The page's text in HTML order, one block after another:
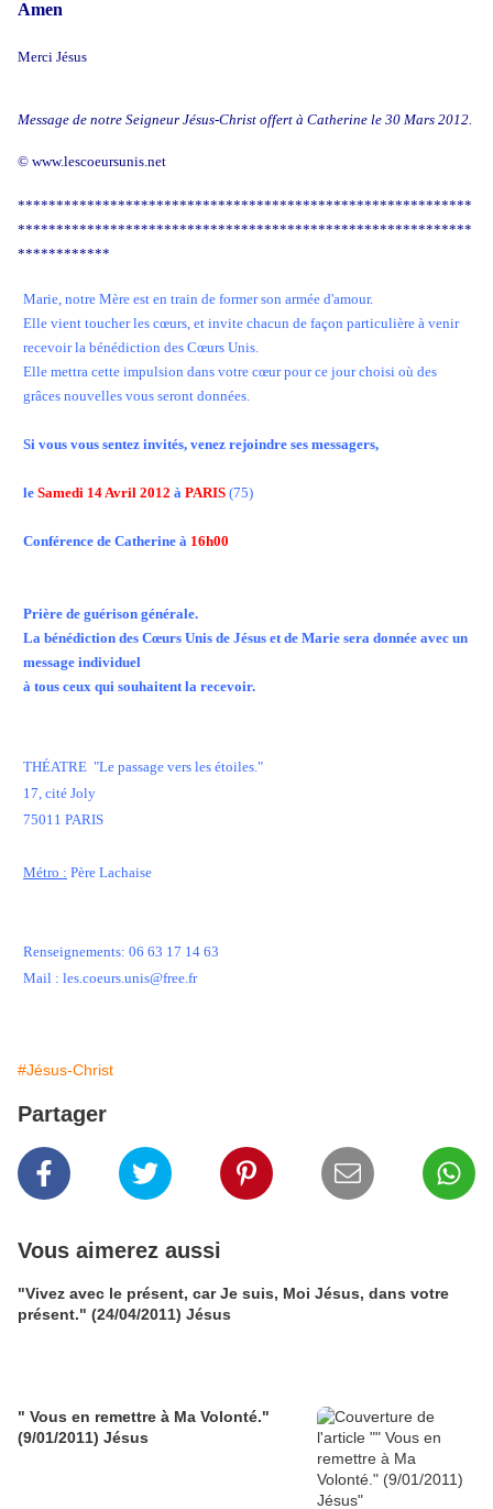
Amen
Merci Jésus
Message de notre Seigneur Jésus-Christ offert à Catherine le 30 Mars 2012.
© www.lescoeursunis.net
***********************************************************
***********************************************************
************
Marie, notre Mère est en train de former son armée d'amour.
Elle vient toucher les cœurs, et invite chacun de façon particulière à venir
recevoir la bénédiction des Cœurs Unis.
Elle mettra cette impulsion dans votre cœur pour ce jour choisi où des
grâces nouvelles vous seront données.
Si vous vous sentez invités, venez rejoindre ses messagers,
le Samedi 14 Avril 2012 à PARIS (75)
Conférence de Catherine à 16h00
Prière de guérison générale.
La bénédiction des Cœurs Unis de Jésus et de Marie sera donnée avec un
message individuel
à tous ceux qui souhaitent la recevoir.
THÉATRE "Le passage vers les étoiles."
17, cité Joly
75011 PARIS
Métro : Père Lachaise
Renseignements: 06 63 17 14 63
Mail : les.coeurs.unis@free.fr
#Jésus-Christ
Partager
Vous aimerez aussi
"Vivez avec le présent, car Je suis, Moi Jésus, dans votre
présent." (24/04/2011) Jésus
" Vous en remettre à Ma Volonté."
(9/01/2011) Jésus